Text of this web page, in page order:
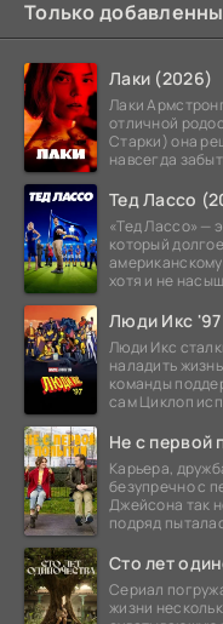
Только
Лаки (2026)
Лаки
отличной
Старки) она
навсегда
Тед Лассо
«Тед Лассо» —
который
хотя и не
Люди Икс
Люди Икс
наладить
команды
сам Циклоп
Не с первой
Карьера,
безупречно с
Джейсона так
подряд
Сто лет
Сериал
жизни